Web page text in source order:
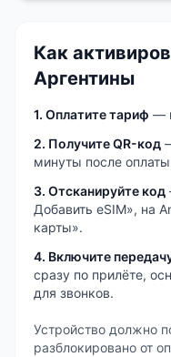
Как
Аргентины
1. Оплатите тариф —
2. Получите QR-код
минуты после
3. Отсканируйте код
Добавить eSIM», на
карты».
4. Включите
сразу по прилёте,
для звонков.
Устройство должно
разблокировано от